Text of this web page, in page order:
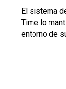
El sistema
Time lo
entorno de